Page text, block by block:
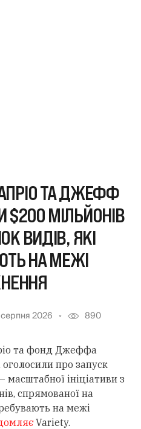
ТА ДЖЕФФ
$200 МІЛЬЙОНІВ
ВИДІВ, ЯКІ
НА МЕЖІ
2026 890
та фонд Джеффа
про запуск
ініціативи з
спрямованої на
на межі
Variety.